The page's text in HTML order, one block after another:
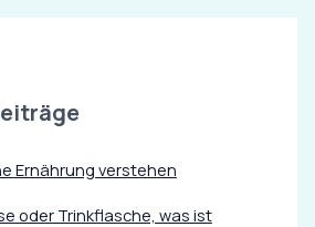
Ernährung verstehen
oder Trinkflasche, was ist